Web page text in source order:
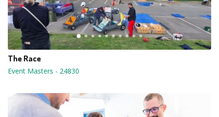
The Race
Event Masters - 24830